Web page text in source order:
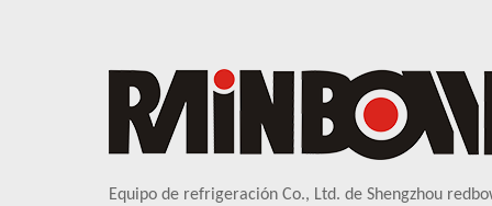
Equipo de refrigeración Co., Ltd. de Shengzhou